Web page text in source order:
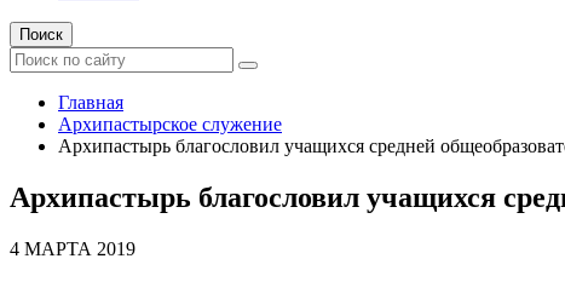
Поиск
Главная
Архипастырское служение
Архипастырь благословил учащихся средней
Архипастырь благословил учащихся
4 МАРТА 2019